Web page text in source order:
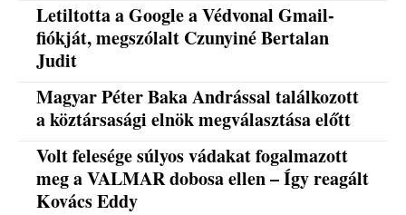
Letiltotta a Google a Védvonal Gmail-
fiókját, megszólalt Czunyiné Bertalan
Judit
Magyar Péter Baka Andrással találkozott
a köztársasági elnök megválasztása előtt
Volt felesége súlyos vádakat fogalmazott
meg a VALMAR dobosa ellen – Így reagált
Kovács Eddy